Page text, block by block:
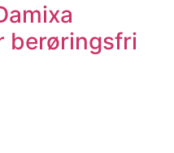
berøringsfri